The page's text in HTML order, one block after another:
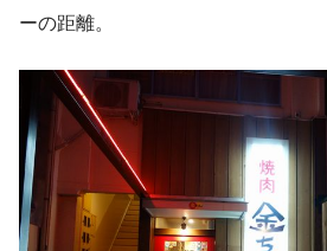
ーの距離。